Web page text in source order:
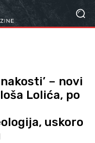
– novi
Lolića, po
uskoro